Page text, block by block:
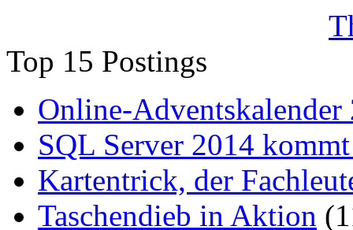
Top 15 Postings
Online-Adventskalender
SQL Server 2014
Kartentrick, der
Taschendieb in Aktion